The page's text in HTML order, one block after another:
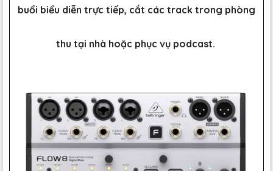
buổi biểu diễn trực tiếp, cắt các track trong phòng
thu tại nhà hoặc phục vụ podcast.